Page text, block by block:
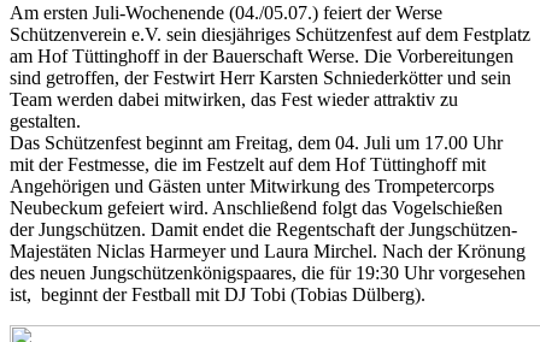
Am ersten Juli-Wochenende (04./05.07.) feiert der Werse
Schützenverein e.V. sein diesjähriges Schützenfest auf dem Festplatz
am Hof Tüttinghoff in der Bauerschaft Werse. Die Vorbereitungen
sind getroffen, der Festwirt Herr Karsten Schniederkötter und sein
Team werden dabei mitwirken, das Fest wieder attraktiv zu
gestalten.
Das Schützenfest beginnt am Freitag, dem 04. Juli um 17.00 Uhr
mit der Festmesse, die im Festzelt auf dem Hof Tüttinghoff mit
Angehörigen und Gästen unter Mitwirkung des Trompetercorps
Neubeckum gefeiert wird. Anschließend folgt das Vogelschießen
der Jungschützen. Damit endet die Regentschaft der Jungschützen-
Majestäten Niclas Harmeyer und Laura Mirchel. Nach der Krönung
des neuen Jungschützenkönigspaares, die für 19:30 Uhr vorgesehen
ist, beginnt der Festball mit DJ Tobi (Tobias Dülberg).